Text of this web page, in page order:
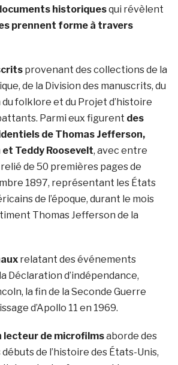
historiquesqui révèlent
prennent forme à travers
provenant des collections de la
de la Division des manuscrits, du
folklore et du Projet d’histoire
Parmi eux figurent des
de Thomas Jefferson,
Teddy Roosevelt, avec entre
de 50 premières pages de
1897, représentant les États
de l’époque, durant le mois
Thomas Jefferson de la
relatant des événements
Déclaration d’indépendance,
la fin de la Seconde Guerre
d’Apollo 11 en 1969.
lecteur de microfilmsaborde des
de l’histoire des États-Unis,